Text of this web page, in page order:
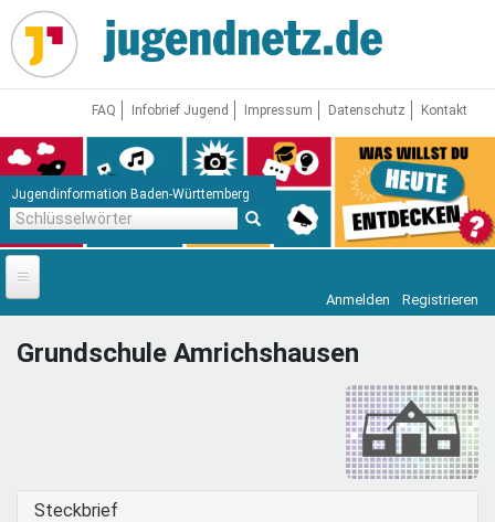
Direkt
zum
Inhalt
FAQ Infobrief Jugend Impressum Datenschutz Kontakt
Jugendinformation Baden-Württemberg
Startseite
News
Mentoren & Projekte
Anmelden Registrieren
Grundschule Amrichshausen
Ausblenden
Steckbrief